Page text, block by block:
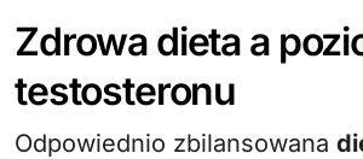
Zdrowa dieta a
testosteronu
Odpowiednio zbilansowana